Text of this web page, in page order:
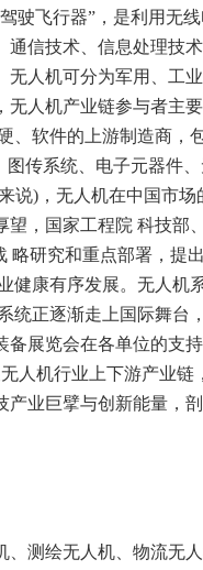
驶飞行器”，是利用无
信技术、信息处理技
人机可分为军用、工
人机产业链参与者主
、软件的上游制造商，
图传系统、电子元器件
说)，无人机在中国市场
，国家工程院 科技部
略研究和重点部署，提
健康有序发展。无人机
统正逐渐走上国际舞台
展览会在各单位的支
人机行业上下游产业
业巨擘与创新能量，
测绘无人机、物流无